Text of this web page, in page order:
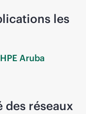
les
Aruba
des réseaux